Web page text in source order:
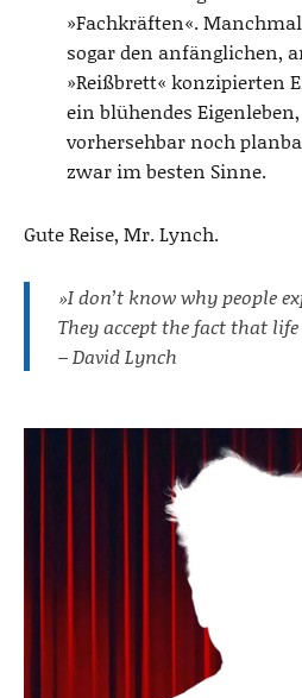
»Fachkräften«.
sogar den anfänglichen,
»Reißbrett« konzipierten
ein blühendes
vorhersehbar noch
zwar im besten Sinne.
Gute Reise, Mr. Lynch.
»I don’t know why people
They accept the fact that life
– David Lynch